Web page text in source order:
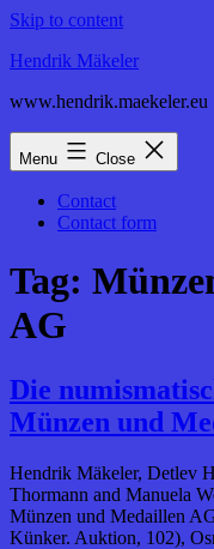
Skip to content
Hendrik Mäkeler
www.hendrik.maekeler.eu
Menu Close
Contact
Contact form
Tag:
AG
Die
Münzen und
Hendrik Mäkeler, Detlev
Thormann and Manuela
Münzen und Medaillen
Künker. Auktion, 102),